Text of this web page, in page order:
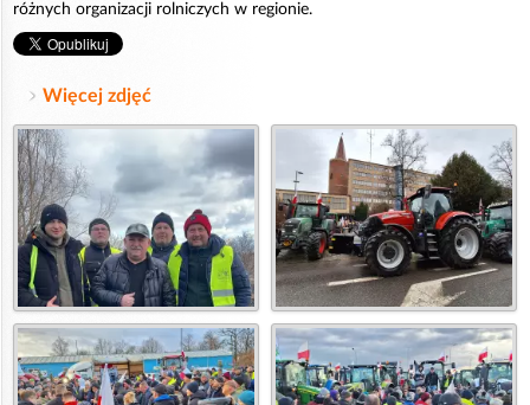
różnych organizacji rolniczych w regionie.
Więcej zdjęć